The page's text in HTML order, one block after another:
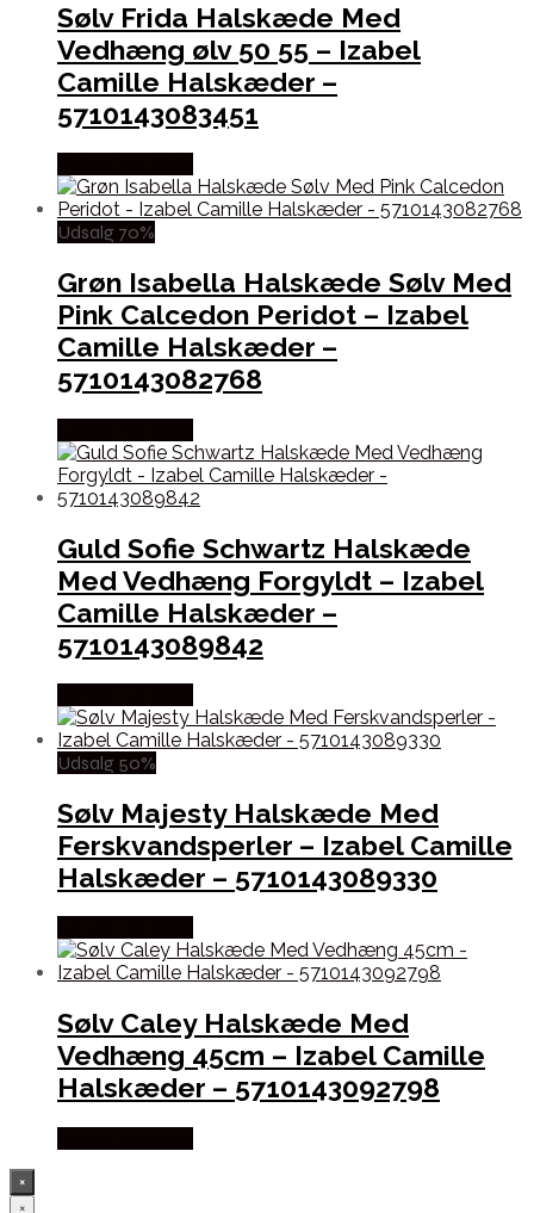
Sølv Frida Halskæde Med
Vedhæng ølv 50 55 – Izabel
Camille Halskæder –
5710143083451
Udsalg 70%
Grøn Isabella Halskæde Sølv Med
Pink Calcedon Peridot – Izabel
Camille Halskæder –
5710143082768
Guld Sofie Schwartz Halskæde
Med Vedhæng Forgyldt – Izabel
Camille Halskæder –
5710143089842
Udsalg 50%
Sølv Majesty Halskæde Med
Ferskvandsperler – Izabel Camille
Halskæder – 5710143089330
Sølv Caley Halskæde Med
Vedhæng 45cm – Izabel Camille
Halskæder – 5710143092798
×
×